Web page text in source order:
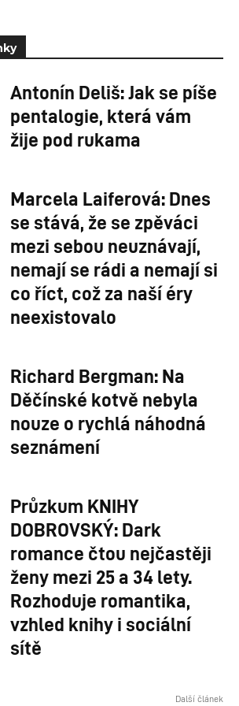
Antonín Deliš: Jak se píše
pentalogie, která vám
žije pod rukama
Marcela Laiferová: Dnes
se stává, že se zpěváci
mezi sebou neuznávají,
nemají se rádi a nemají si
co říct, což za naší éry
neexistovalo
Richard Bergman: Na
Děčínské kotvě nebyla
nouze o rychlá náhodná
seznámení
Průzkum KNIHY
DOBROVSKÝ: Dark
romance čtou nejčastěji
ženy mezi 25 a 34 lety.
Rozhoduje romantika,
vzhled knihy i sociální
sítě
Další článek